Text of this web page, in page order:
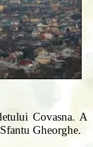
Covasna. A
Gheorghe.